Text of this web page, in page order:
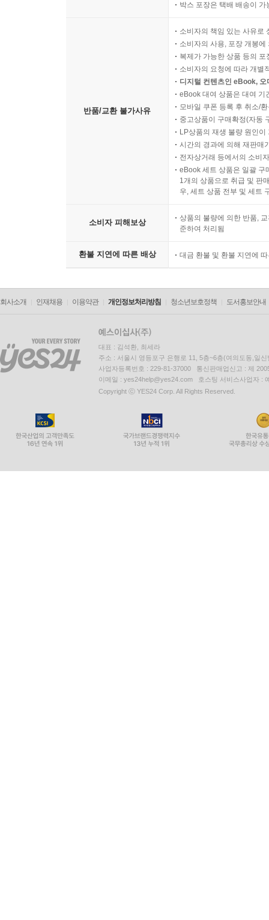
박스 포장은 택배 배송이
반품/교환 불가사유
소비자의 책임 있는 사유로
소비자의 사용, 포장 개봉
복제가 가능한 상품 등의
소비자의 요청에 따라 개별
디지털 컨텐츠인 eBook,
eBook 대여 상품은 대여 기
모바일 쿠폰 등록 후 취소/
중고상품이 구매확정(자동
LP상품의 재생 불량 원인
시간의 경과에 의해 재판매
전자상거래 등에서의 소비
eBook 세트 상품은 일괄 구
1개의 상품으로 취급 및 판
우, 세트 상품 전부 및 세트
소비자 피해보상
상품의 불량에 의한 반품,
준하여 처리됨
환불 지연에 따른 배상 대금 환불 및 환불 지연에
회사소개 인재채용 이용약관 개인정보처리방침 청소년보호정책 도서홍보안내
대표 : 김석환, 최세라
주소 : 서울시 영등포구 은행로 11, 5층~6층(여의도동,일신
사업자등록번호 : 229-81-37000 통신판매업신고 : 제
이메일 : yes24help@yes24.com 호스팅 서비스사업자 :
Copyright ⓒ YES24 Corp. All Rights Reserved.